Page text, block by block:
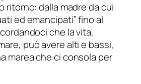
ritorno: dalla madre da cui
ed emancipati” fino al
che la vita,
può avere alti e bassi,
marea che ci consola per